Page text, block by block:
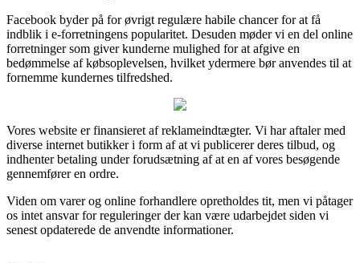
Facebook byder på for øvrigt regulære habile chancer for at få
indblik i e-forretningens popularitet. Desuden møder vi en del online
forretninger som giver kunderne mulighed for at afgive en
bedømmelse af købsoplevelsen, hvilket ydermere bør anvendes til at
fornemme kundernes tilfredshed.
Vores website er finansieret af reklameindtægter. Vi har aftaler med
diverse internet butikker i form af at vi publicerer deres tilbud, og
indhenter betaling under forudsætning af at en af vores besøgende
gennemfører en ordre.
Viden om varer og online forhandlere opretholdes tit, men vi påtager
os intet ansvar for reguleringer der kan være udarbejdet siden vi
senest opdaterede de anvendte informationer.